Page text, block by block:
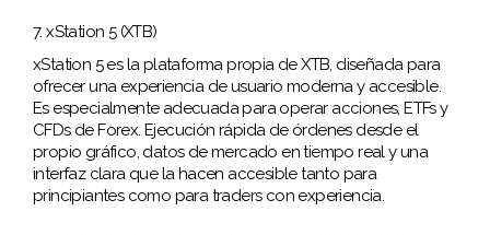
7. xStation 5 (XTB)
xStation 5 es la plataforma propia de XTB, diseñada para
ofrecer una experiencia de usuario moderna y accesible.
Es especialmente adecuada para operar acciones, ETFs y
CFDs de Forex. Ejecución rápida de órdenes desde el
propio gráfico, datos de mercado en tiempo real y una
interfaz clara que la hacen accesible tanto para
principiantes como para traders con experiencia.